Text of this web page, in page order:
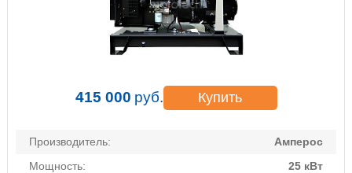
415 000 руб. Купить
Производитель:
Амперос
Мощность:
25 кВт